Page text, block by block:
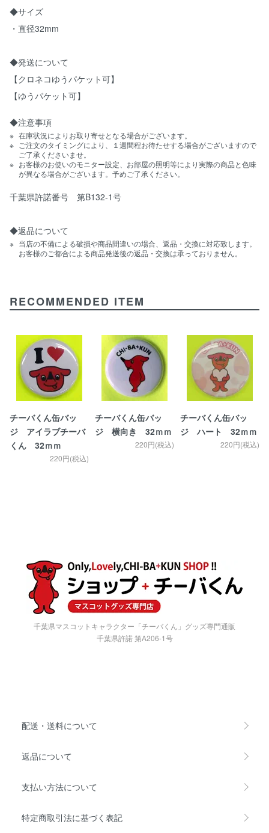
◆サイズ
・直径32mm
◆発送について
【クロネコゆうパケット可】
【ゆうパケット可】
◆注意事項
在庫状況によりお取り寄せとなる場合がございます。
ご注文のタイミングにより、１週間程お待たせする場合がございますので
ご了承くださいませ。
お客様のお使いのモニター設定、お部屋の照明等により実際の商品と色味
が異なる場合がございます。予めご了承ください。
千葉県許諾番号 第B132-1号
◆返品について
当店の不備による破損や商品間違いの場合、返品・交換に対応致します。
お客様のご都合による商品発送後の返品・交換は承っておりません。
RECOMMENDED ITEM
チーバくん缶バッ
ジ アイラブチーバ
くん 32ｍｍ
220円(税込)
チーバくん缶バッ
ジ 横向き 32ｍｍ
220円(税込)
チーバくん缶バッ
ジ ハート 32ｍｍ
220円(税込)
千葉県マスコットキャラクター「チーバくん」グッズ専門通販
千葉県許諾 第A206-1号
配送・送料について
返品について
支払い方法について
特定商取引法に基づく表記